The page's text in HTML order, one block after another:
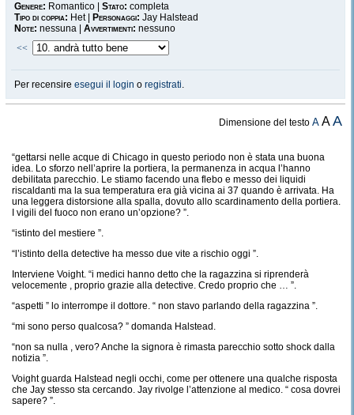
Genere: Romantico | Stato: completa
Tipo di coppia: Het | Personaggi: Jay Halstead
Note: nessuna | Avvertimenti: nessuno
<<
Per recensire esegui il login o registrati.
Dimensione del testoA AA
“gettarsi nelle acque di Chicago in questo periodo non è stata una buona
idea. Lo sforzo nell’aprire la portiera, la permanenza in acqua l’hanno
debilitata parecchio. Le stiamo facendo una flebo e messo dei liquidi
riscaldanti ma la sua temperatura era già vicina ai 37 quando è arrivata. Ha
una leggera distorsione alla spalla, dovuto allo scardinamento della portiera.
I vigili del fuoco non erano un’opzione? ”.
“istinto del mestiere ”.
“l’istinto della detective ha messo due vite a rischio oggi ”.
Interviene Voight. “i medici hanno detto che la ragazzina si riprenderà
velocemente , proprio grazie alla detective. Credo proprio che … ”.
“aspetti ” lo interrompe il dottore. “ non stavo parlando della ragazzina ”.
“mi sono perso qualcosa? ” domanda Halstead.
“non sa nulla , vero? Anche la signora è rimasta parecchio sotto shock dalla
notizia ”.
Voight guarda Halstead negli occhi, come per ottenere una qualche risposta
che Jay stesso sta cercando. Jay rivolge l’attenzione al medico. “ cosa dovrei
sapere? ”.